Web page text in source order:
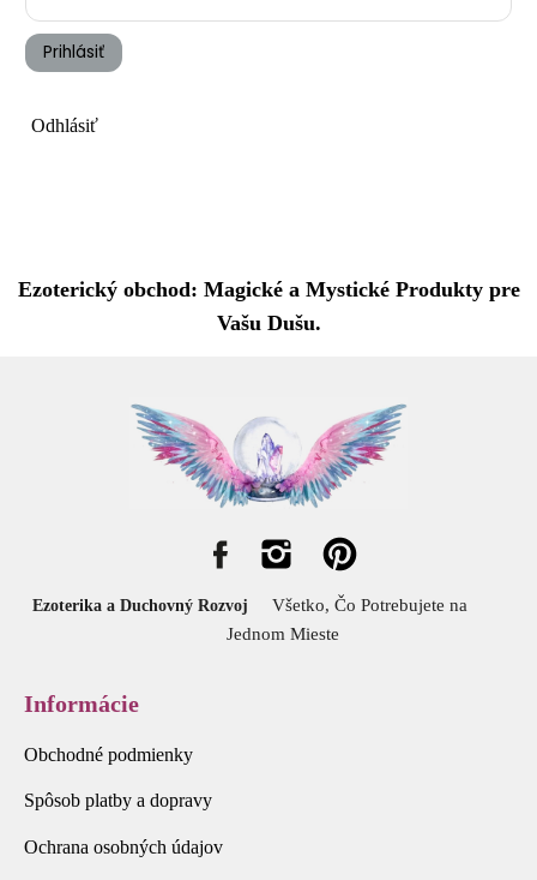
Prihlásiť
Odhlásiť
Ezoterický obchod: Magické a Mystické Produkty pre
Vašu Dušu.
Ezoterika a Duchovný Rozvoj
Všetko, Čo Potrebujete na
Jednom Mieste
Informácie
Obchodné podmienky
Spôsob platby a dopravy
Ochrana osobných údajov